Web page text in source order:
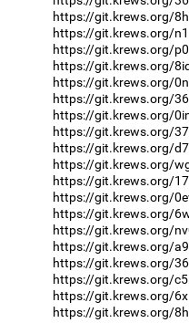
https://git.krews.org/
https://git.krews.org/
https://git.krews.org/
https://git.krews.org/
https://git.krews.org/
https://git.krews.org/
https://git.krews.org/
https://git.krews.org/
https://git.krews.org/
https://git.krews.org/
https://git.krews.org/
https://git.krews.org/
https://git.krews.org/
https://git.krews.org/
https://git.krews.org/
https://git.krews.org/
https://git.krews.org/
https://git.krews.org/
https://git.krews.org/